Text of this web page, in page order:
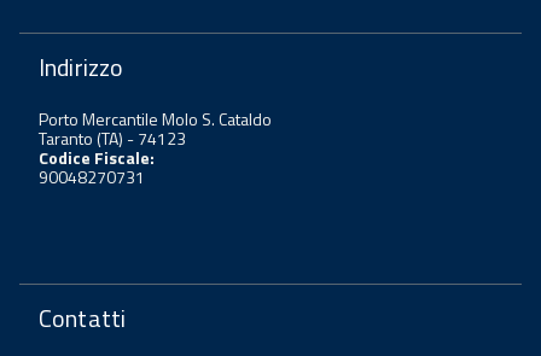
Indirizzo
Porto Mercantile Molo S. Cataldo
Taranto (TA) - 74123
Codice Fiscale:
90048270731
Contatti